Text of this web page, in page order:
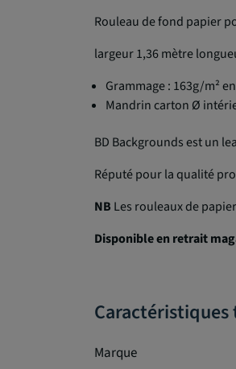
Rouleau de fond papier
largeur 1,36 mètre
Grammage : 163g/m²
Mandrin carton Ø
BD Backgrounds est un
Réputé pour la qualité
NB Les rouleaux de
Disponible en retrait
Marque